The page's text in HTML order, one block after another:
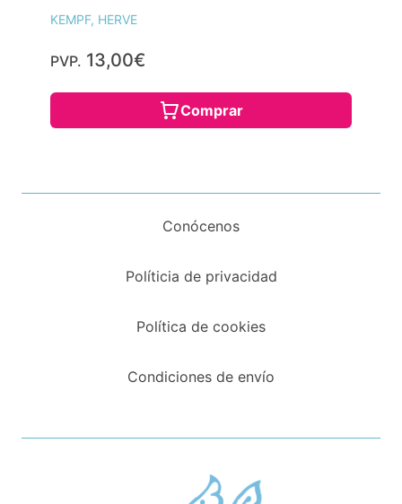
KEMPF, HERVE
PVP. 13,00€
Comprar
Conócenos
Políticia de privacidad
Política de cookies
Condiciones de envío